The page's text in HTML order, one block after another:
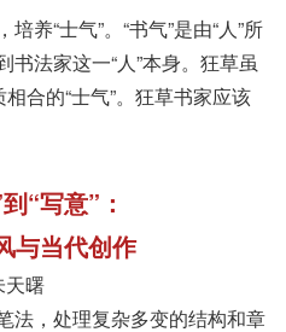
“士气”。“书气”是由“人”所
法家这一“人”本身。狂草虽
合的“士气”。狂草书家应该
“写意”：
与当代创作
天曙
，处理复杂多变的结构和章